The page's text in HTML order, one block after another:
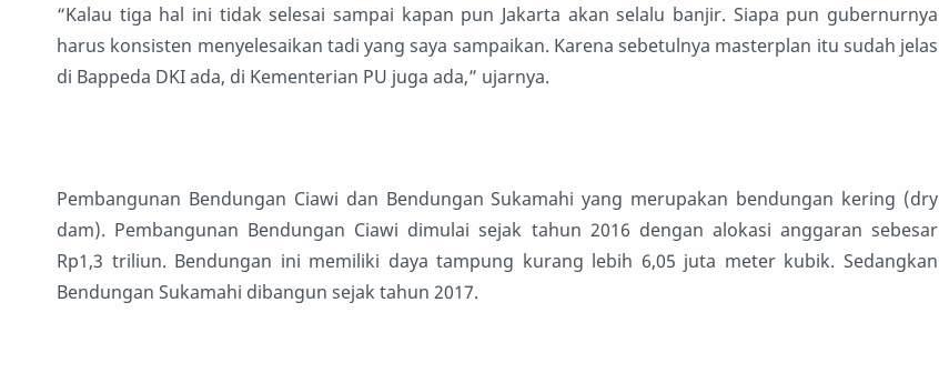
“Kalau tiga hal ini tidak selesai sampai kapan pun Jakarta akan selalu banjir. Siapa pun gubernurnya
harus konsisten menyelesaikan tadi yang saya sampaikan. Karena sebetulnya masterplan itu sudah jelas
di Bappeda DKI ada, di Kementerian PU juga ada,” ujarnya.
Pembangunan Bendungan Ciawi dan Bendungan Sukamahi yang merupakan bendungan kering (dry
dam). Pembangunan Bendungan Ciawi dimulai sejak tahun 2016 dengan alokasi anggaran sebesar
Rp1,3 triliun. Bendungan ini memiliki daya tampung kurang lebih 6,05 juta meter kubik. Sedangkan
Bendungan Sukamahi dibangun sejak tahun 2017.